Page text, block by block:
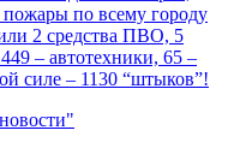
пожары по всему городу
2 средства ПВО, 5
– автотехники, 65 –
силе – 1130 “штыков”!